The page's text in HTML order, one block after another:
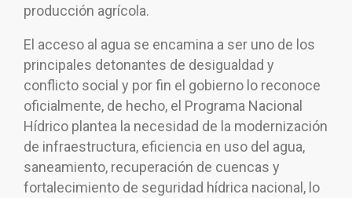
producción agrícola.
El acceso al agua se encamina a ser uno de los
principales detonantes de desigualdad y
conflicto social y por fin el gobierno lo reconoce
oficialmente, de hecho, el Programa Nacional
Hídrico plantea la necesidad de la modernización
de infraestructura, eficiencia en uso del agua,
saneamiento, recuperación de cuencas y
fortalecimiento de seguridad hídrica nacional, lo